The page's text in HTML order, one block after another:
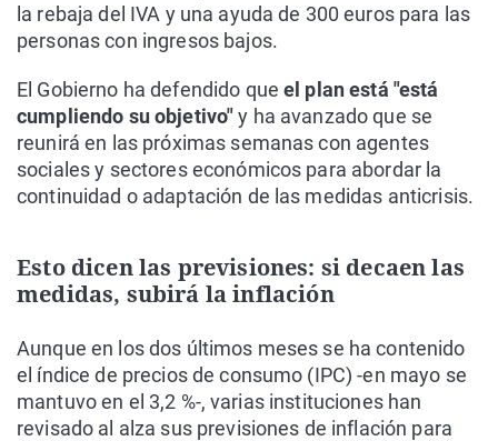
la rebaja del IVA y una ayuda de 300 euros para las
personas con ingresos bajos.
El Gobierno ha defendido queel plan está "está
cumpliendo su objetivo"y ha avanzado que se
reunirá en las próximas semanas con agentes
sociales y sectores económicos para abordar la
continuidad o adaptación de las medidas anticrisis.
Esto dicen las previsiones: si decaen las
medidas, subirá la inflación
Aunque en los dos últimos meses se ha contenido
el índice de precios de consumo (IPC) -en mayo se
mantuvo en el 3,2 %-, varias instituciones han
revisado al alza sus previsiones de inflación para